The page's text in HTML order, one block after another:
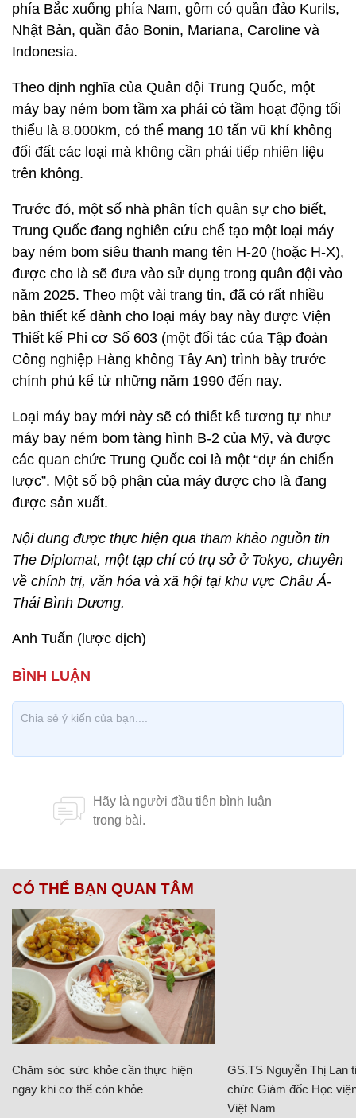
phía Bắc xuống phía Nam, gồm có quần đảo Kurils,
Nhật Bản, quần đảo Bonin, Mariana, Caroline và
Indonesia.
Theo định nghĩa của Quân đội Trung Quốc, một
máy bay ném bom tầm xa phải có tầm hoạt động tối
thiểu là 8.000km, có thể mang 10 tấn vũ khí không
đối đất các loại mà không cần phải tiếp nhiên liệu
trên không.
Trước đó, một số nhà phân tích quân sự cho biết,
Trung Quốc đang nghiên cứu chế tạo một loại máy
bay ném bom siêu thanh mang tên H-20 (hoặc H-X),
được cho là sẽ đưa vào sử dụng trong quân đội vào
năm 2025. Theo một vài trang tin, đã có rất nhiều
bản thiết kế dành cho loại máy bay này được Viện
Thiết kế Phi cơ Số 603 (một đối tác của Tập đoàn
Công nghiệp Hàng không Tây An) trình bày trước
chính phủ kể từ những năm 1990 đến nay.
Loại máy bay mới này sẽ có thiết kế tương tự như
máy bay ném bom tàng hình B-2 của Mỹ, và được
các quan chức Trung Quốc coi là một “dự án chiến
lược”. Một số bộ phận của máy được cho là đang
được sản xuất.
Nội dung được thực hiện qua tham khảo nguồn tin
The Diplomat, một tạp chí có trụ sở ở Tokyo, chuyên
về chính trị, văn hóa và xã hội tại khu vực Châu Á-
Thái Bình Dương.
Anh Tuấn (lược dịch)
CÓ THỂ BẠN QUAN TÂM
Chăm sóc sức khỏe cần thực hiện
ngay khi cơ thể còn khỏe
GS.TS Nguyễn Thị Lan
chức Giám đốc Học
Việt Nam